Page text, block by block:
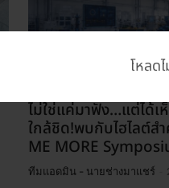
โหลด
ไม่ใช่แค่มาฟัง…แต่ได้เ
ใกล้ชิด!พบกับไฮไลต์ส
ME MORE
ทีมแอดมิน - นายช่างมาแชร์